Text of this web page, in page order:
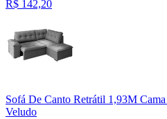
R$ 142,20
Sofá De Canto Retrátil 1,93M
Veludo